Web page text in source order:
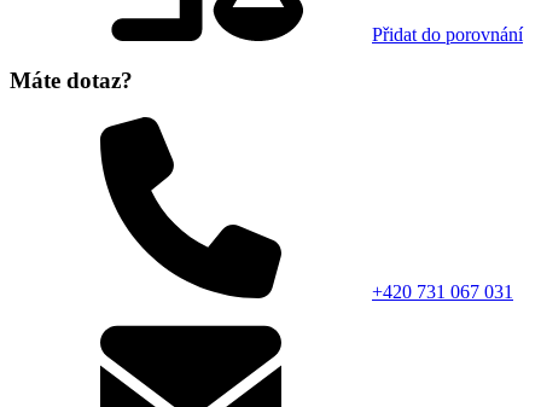
Přidat do porovnání
Máte dotaz?
+420 731 067 031